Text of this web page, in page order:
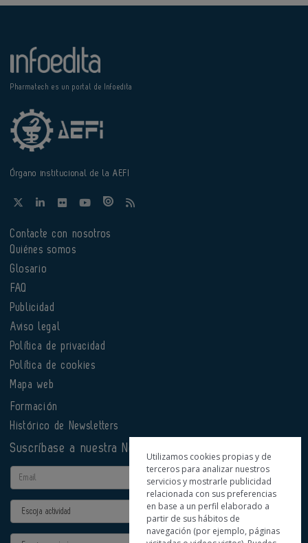
Pharmatech es un portal de Infoedita
Órgano institucional de la AEFI
Contacte con nosotros
Quiénes somos
Glosario
FAQ
Publicidad
Aviso legal
Política de privacidad
Política de cookies
Mapa web
Formación
Histórico de Newsletters
Suscríbase a nuestra Newsletter
Email
Actividad
Provincia
Utilizamos cookies propias y de
terceros para analizar nuestros
servicios y mostrarle publicidad
relacionada con sus preferencias
en base a un perfil elaborado a
partir de sus hábitos de
navegación (por ejemplo, páginas